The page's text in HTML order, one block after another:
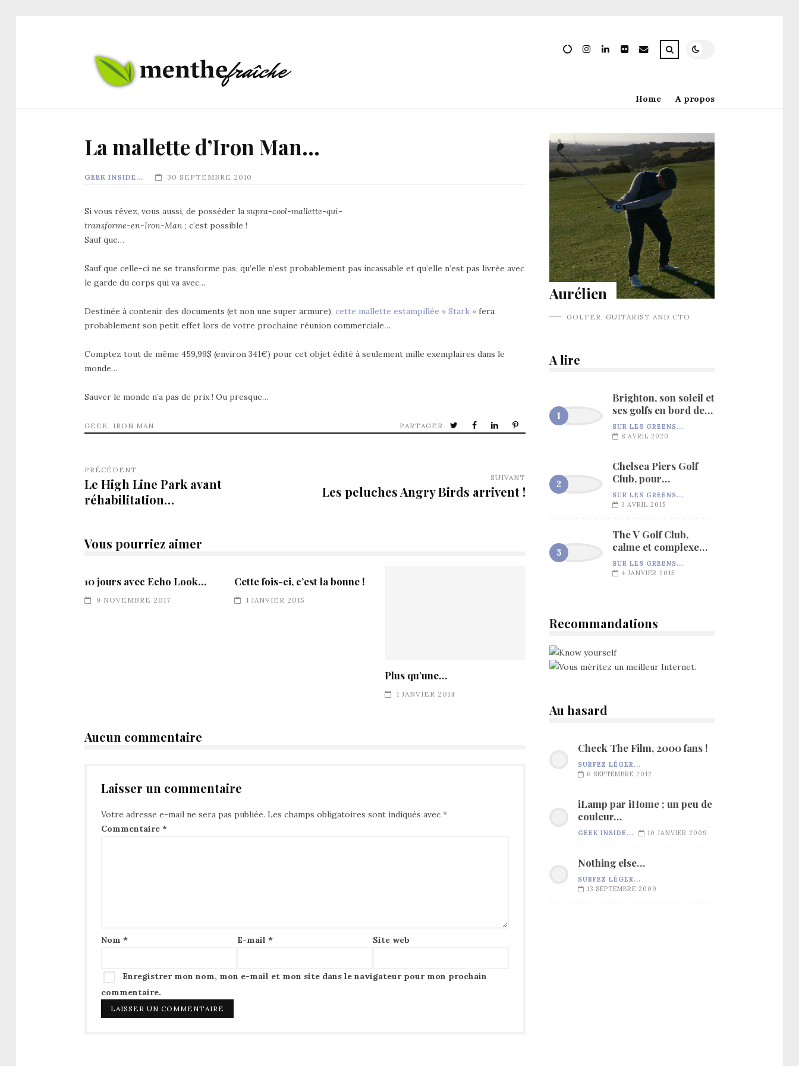
Home A propos
La mallette d’Iron Man…
GEEK INSIDE... 30 SEPTEMBRE 2010
Si vous rêvez, vous aussi, de posséder la supra-cool-mallette-qui-
transforme-en-Iron-Man ; c’est possible !
Sauf que…
Sauf que celle-ci ne se transforme pas, qu’elle n’est probablement pas incassable et qu’elle n’est pas livrée avec
le garde du corps qui va avec…
Destinée à contenir des documents (et non une super armure), cette mallette estampillée « Stark » fera
probablement son petit effet lors de votre prochaine réunion commerciale…
Comptez tout de même 459,99$ (environ 341€) pour cet objet édité à seulement mille exemplaires dans le
monde…
Sauver le monde n’a pas de prix ! Ou presque…
GEEK IRON MAN PARTAGER
PRÉCÉDENT
Le High Line Park avant
réhabilitation…
SUIVANT
Les peluches Angry Birds arrivent !
Vous pourriez aimer
10 jours avec Echo Look…
9 NOVEMBRE 2017
Cette fois-ci, c’est la bonne !
1 JANVIER 2015
Plus qu’une…
1 JANVIER 2014
Aucun commentaire
Laisser un commentaire
Votre adresse e-mail ne sera pas publiée. Les champs obligatoires sont indiqués avec *
Commentaire *
Nom * E-mail * Site web
Enregistrer mon nom, mon e-mail et mon site dans le navigateur pour mon prochain
commentaire.
Aurélien
GOLFER, GUITARIST AND CTO
A lire
Brighton, son soleil et
ses golfs en bord de
mer…
SUR LES GREENS...
8 AVRIL 2020
Chelsea Piers Golf
Club, pour
l’entraînement…
SUR LES GREENS...
3 AVRIL 2015
The V Golf Club,
calme et complexe…
SUR LES GREENS...
4 JANVIER 2015
Recommandations
Au hasard
Check The Film, 2000 fans !
SURFEZ LÉGER...
6 SEPTEMBRE 2012
iLamp par iHome ; un peu de
couleur…
GEEK INSIDE... 10 JANVIER 2009
Nothing else…
SURFEZ LÉGER...
13 SEPTEMBRE 2009